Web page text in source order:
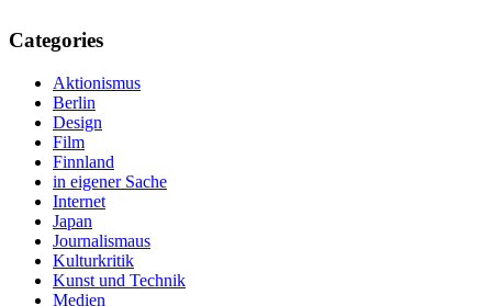
Categories
Aktionismus
Berlin
Design
Film
Finnland
in eigener Sache
Internet
Japan
Journalismaus
Kulturkritik
Kunst und Technik
Medien